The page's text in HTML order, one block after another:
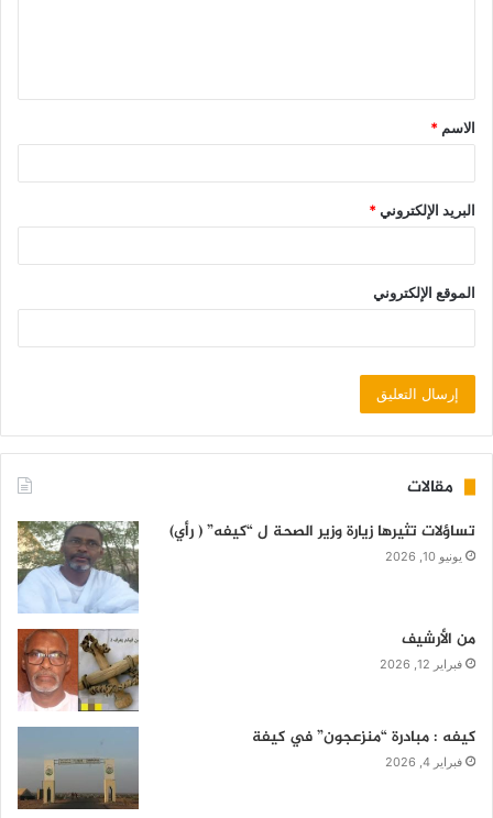
الاسم *
البريد الإلكتروني*
الموقع الإلكتروني
مقالات
تساؤلات تثيرها زيارة وزير الصحة ل “كيفه” ( رأي)
يونيو 10, 2026
من الأرشيف
فبراير 12, 2026
كيفه : مبادرة “منزعجون” في كيفة
فبراير 4, 2026